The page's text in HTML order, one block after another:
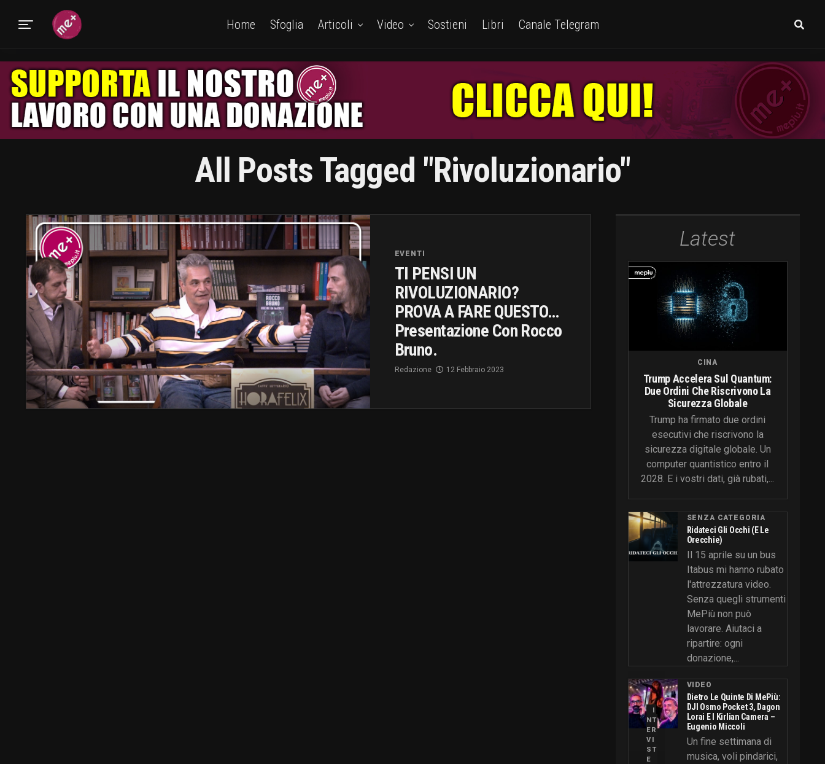
Home Sfoglia Articoli Video Sostieni Libri Canale Telegram
All Posts Tagged "Rivoluzionario"
EVENTI
TI PENSI UN
RIVOLUZIONARIO?
PROVA A FARE QUESTO…
Presentazione Con Rocco
Bruno.
Redazione 12 Febbraio 2023
Latest
CINA
Trump Accelera Sul Quantum:
Due Ordini Che Riscrivono La
Sicurezza Globale
Trump ha firmato due ordini
esecutivi che riscrivono la
sicurezza digitale globale. Un
computer quantistico entro il
2028. E i vostri dati, già rubati,...
SENZA CATEGORIA
Ridateci Gli Occhi (e Le
Orecchie)
Il 15 aprile su un bus
Itabus mi hanno rubato
l'attrezzatura video.
Senza quegli strumenti
MePiù non può
lavorare. Aiutaci a
ripartire: ogni
donazione,...
VIDEO
Dietro Le Quinte Di MePiù:
DJI Osmo Pocket 3, Dagon
Lorai E I Kirlian Camera –
Eugenio Miccoli
Un fine settimana di
musica, voli pindarici,
I
NT
ER
VI
ST
E